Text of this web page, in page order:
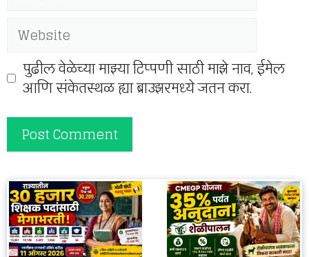
Website
पुढील वेळेच्या माझ्या टिप्पणी साठी माझे नाव, ईमेल
आणि संकेतस्थळ ह्या ब्राउझरमध्ये जतन करा.